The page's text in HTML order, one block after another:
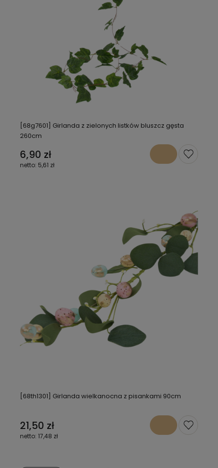
[68g7601] Girlanda z zielonych listków bluszcz gęsta
260cm
6,90 zł
5,61 zł
[68th1301] Girlanda wielkanocna z pisankami 90cm
21,50 zł
17,48 zł